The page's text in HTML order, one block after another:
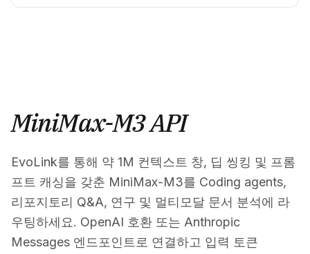
MiniMax-M3 API
EvoLink를 통해 약 1M 컨텍스트 창, 딥 씽킹 및 프롬
프트 캐싱을 갖춘 MiniMax-M3를 Coding agents,
리포지토리 Q&A, 연구 및 멀티모달 문서 분석에 라
우팅하세요. OpenAI 호환 또는 Anthropic
Messages 엔드포인트로 연결하고 입력 토큰